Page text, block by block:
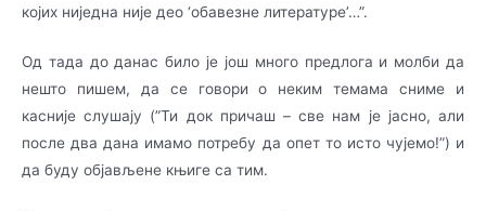
којих ниједна није део ‘обавезне ли­те­­ратуре’…”.
Од тада до данас било је још много предлога и молби да
нешто пишем, да се говори о не­ким темама сниме и
касније слушају (”Ти док причаш – све нам је јасно, али
после два да­на имамо потребу да опет то исто чујемо!”) и
да буду објављене књиге са тим.